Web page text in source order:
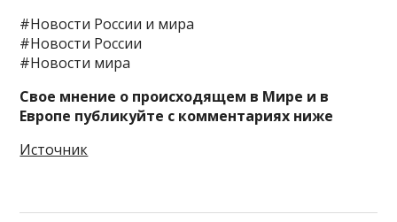
#Новости России и мира
#Новости России
#Новости мира
Свое мнение о происходящем в Мире и в
Европе публикуйте с комментариях ниже
Источник